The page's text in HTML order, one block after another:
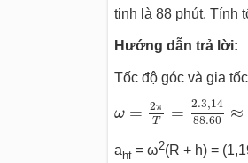
tinh là 88 phút. Tính
Hướng dẫn trả lời:
Tốc độ góc và gia
ω = 2π
T
= 2.3,14
88.60
≈
π 2.3, 14
aht= ω2(R + h) =